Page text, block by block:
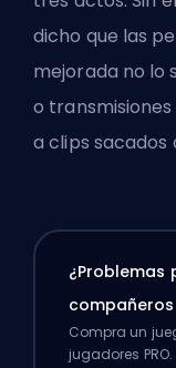
dicho que las
mejorada no lo
o
a clips sacados
¿Problemas
Compra un
jugadores PRO.